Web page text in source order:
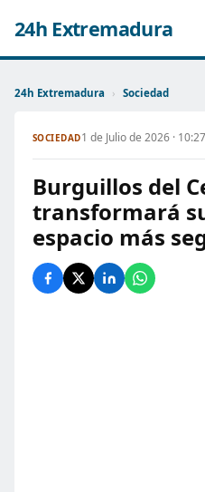
24h Extremadura
24h Extremadura › Sociedad
SOCIEDAD1 de Julio de 2026 ·
Burguillos del
transformará
espacio más